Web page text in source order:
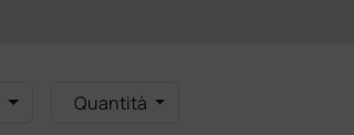
Quantità